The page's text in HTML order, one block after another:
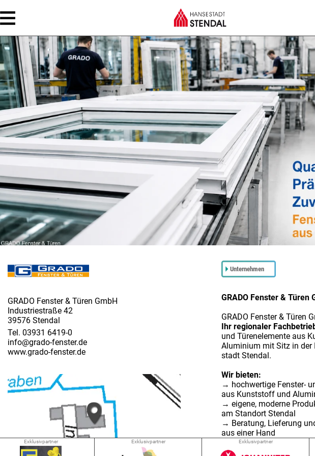
GRADO Fenster & Türen GmbH
Industriestraße 42
39576 Stendal
Tel. 03931 6419-0
info@grado-fenster.de
www.grado-fenster.de
Unternehmen
GRADO Fenster & Türen
GRADO Fenster & Türen
Ihr regionaler
und Türenelemente aus
Aluminium mit Sitz in der
stadt Stendal.
Wir bieten:
→ hochwertige Fenster-
aus Kunststoff und
→ eigene, moderne
am Standort Stendal
→ Beratung, Lieferung
aus einer Hand
→ Lösungen für
Neubau und Objektbau
Exklusivpartner Exklusivpartner Exklusivpartner